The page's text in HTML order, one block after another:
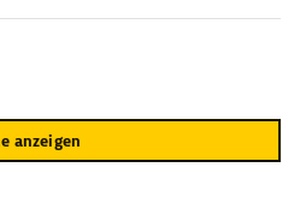
anzeigen